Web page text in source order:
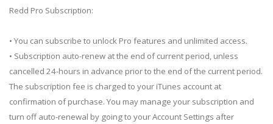
Redd Pro Subscription:
• You can subscribe to unlock Pro features and unlimited access.
• Subscription auto-renew at the end of current period, unless
cancelled 24-hours in advance prior to the end of the current period.
The subscription fee is charged to your iTunes account at
confirmation of purchase. You may manage your subscription and
turn off auto-renewal by going to your Account Settings after